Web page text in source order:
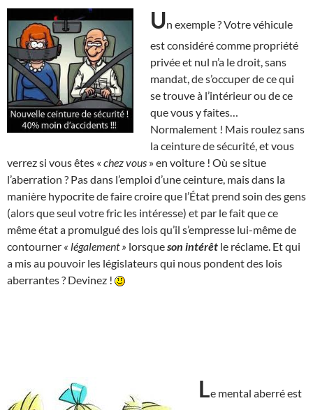
Un exemple ? Votre véhicule
est considéré comme propriété
privée et nul n’a le droit, sans
mandat, de s’occuper de ce qui
se trouve à l’intérieur ou de ce
que vous y faites…
Normalement ! Mais roulez sans
la ceinture de sécurité, et vous
verrez si vous êtes « chez vous » en voiture ! Où se situe
l’aberration ? Pas dans l’emploi d’une ceinture, mais dans la
manière hypocrite de faire croire que l’État prend soin des gens
(alors que seul votre fric les intéresse) et par le fait que ce
même état a promulgué des lois qu’il s’empresse lui-même de
contourner « légalement » lorsqueson intérêt le réclame. Et qui
a mis au pouvoir les législateurs qui nous pondent des lois
aberrantes ? Devinez !
Le mental aberré est